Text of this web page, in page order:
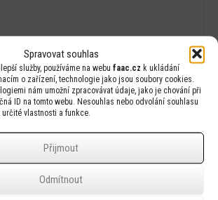
Spravovat souhlas
služby, používáme na webu faac.cz k ukládání
o zařízení, technologie jako jsou soubory cookies.
nám umožní zpracovávat údaje, jako je chování při
ID na tomto webu. Nesouhlas nebo odvolání souhlasu
vlastnosti a funkce.
Přijmout
Odmítnout